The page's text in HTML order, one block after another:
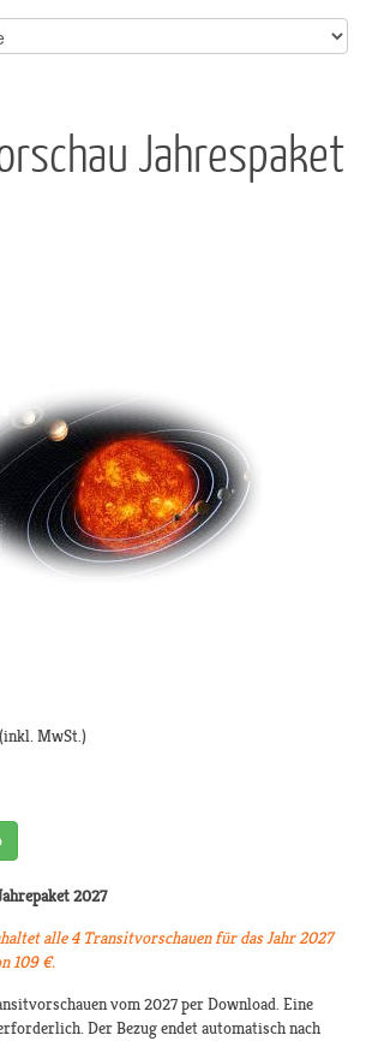
Jahrespaket
(inkl. MwSt.)
2027
alle 4 Transitvorschauen für das Jahr 2027
109 €.
vom 2027 per Download. Eine
Der Bezug endet automatisch nach